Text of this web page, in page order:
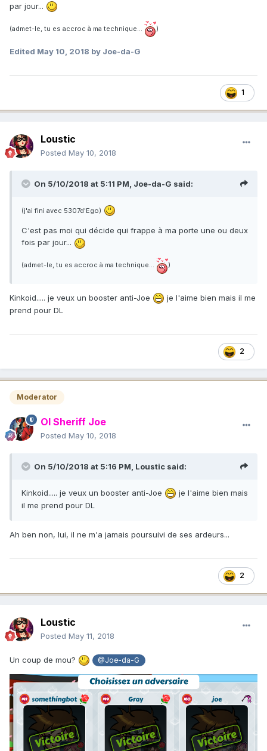
par jour...
(admet-le, tu es accroc à ma technique... )
Edited May 10, 2018 by Joe-da-G
1
Loustic
Posted May 10, 2018
On 5/10/2018 at 5:11 PM, Joe-da-G said:
(j'ai fini avec 5307d'Ego)
C'est pas moi qui décide qui frappe à ma porte une ou deux
fois par jour...
(admet-le, tu es accroc à ma technique... )
Kinkoid..... je veux un booster anti-Joe
je l'aime bien mais il me
prend pour DL
2
Moderator
Ol Sheriff Joe
Posted May 10, 2018
On 5/10/2018 at 5:16 PM, Loustic said:
Kinkoid..... je veux un booster anti-Joe
je l'aime bien mais
il me prend pour DL
Ah ben non, lui, il ne m'a jamais poursuivi de ses ardeurs...
2
Loustic
Posted May 11, 2018
Un coup de mou? @Joe-da-G